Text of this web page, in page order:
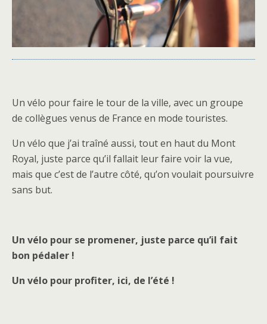
Un vélo pour faire le tour de la ville, avec un groupe
de collègues venus de France en mode touristes.
Un vélo que j’ai traîné aussi, tout en haut du Mont
Royal, juste parce qu’il fallait leur faire voir la vue,
mais que c’est de l’autre côté, qu’on voulait poursuivre
sans but.
Un vélo pour se promener, juste parce qu’il fait
bon pédaler !
Un vélo pour profiter, ici, de l’été !